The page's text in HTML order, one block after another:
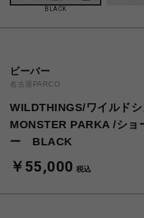
BLACK
ビーバー
名古屋PARCO
WILDTHINGS/ワイルド
MONSTER PARKA /ショ
ー BLACK
￥55,000 税込